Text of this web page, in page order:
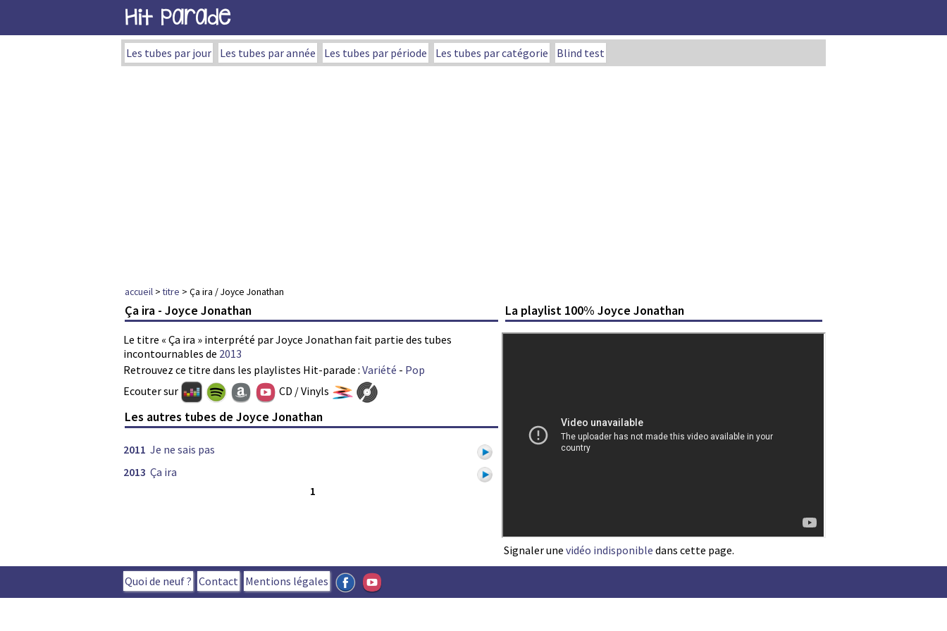
Hit Parade
Les tubes par jour Les tubes par année Les tubes par période Les tubes par catégorie Blind test
accueil >titre > Ça ira / Joyce Jonathan
Ça ira - Joyce Jonathan
Le titre « Ça ira » interprété par Joyce Jonathan fait partie des tubes
incontournables de 2013
Retrouvez ce titre dans les playlistes Hit-parade : Variété - Pop
La playlist 100% Joyce Jonathan
Signaler une vidéo indisponible dans cette page.
Ecouter sur CD / Vinyls
Les autres tubes de Joyce Jonathan
2011 Je ne sais pas
2013 Ça ira
1
Quoi de neuf ? Contact Mentions légales